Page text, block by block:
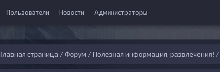
Пользователи Новости Администраторы
Главная страница /Форум /Полезная информация, развлечения! /